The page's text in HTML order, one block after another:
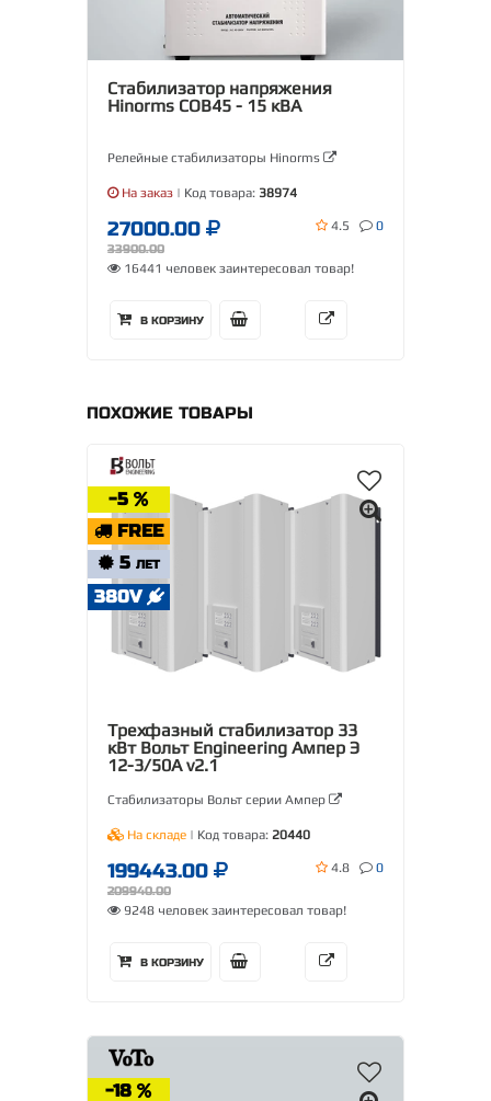
Стабилизатор напряжения
Hinorms COB45 - 15 кВА
Релейные стабилизаторы Hinorms
На заказ | Код товара: 38974
27000.00
33900.00
4.5 0
16441 человек заинтересовал товар!
В КОРЗИНУ
ПОХОЖИЕ ТОВАРЫ
-5
FREE
5 ЛЕТ
380V
Трехфазный стабилизатор 33
кВт Вольт Engineering Ампер Э
12-3/50А v2.1
Стабилизаторы Вольт серии Ампер
На складе | Код товара: 20440
199443.00
209940.00
4.8 0
9248 человек заинтересовал товар!
В КОРЗИНУ
-18